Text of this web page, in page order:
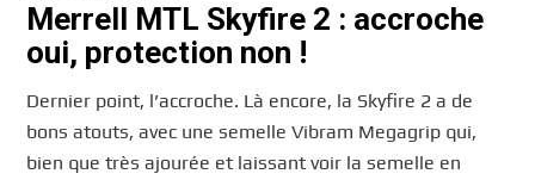
Merrell MTL Skyfire 2 : accroche
oui, protection non !
Dernier point, l’accroche. Là encore, la Skyfire 2 a de
bons atouts, avec une semelle Vibram Megagrip qui,
bien que très ajourée et laissant voir la semelle en